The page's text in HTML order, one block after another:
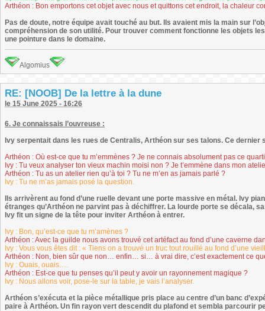
Arthéon : Bon emportons cet objet avec nous et quittons cet endroit, la chaleur
Pas de doute, notre équipe avait touché au but. Ils avaient mis la main sur
compréhension de son utilité. Pour trouver comment fonctionne les objets
une pointure dans le domaine.
Algomius
RE: [NOOB] De la lettre à la dune
le 15 June 2025 - 16:26
6. Je connaissais l’ouvreuse :
Ivy serpentait dans les rues de Centralis, Arthéon sur ses talons. Ce dernier
Arthéon : Où est-ce que tu m’emmènes ? Je ne connais absolument pas ce
Ivy : Tu veux analyser ton vieux machin moisi non ? Je t’emmène dans mon
Arthéon : Tu as un atelier rien qu’à toi ? Tu ne m’en as jamais parlé ?
Ivy : Tu ne m’as jamais posé la question.
Ils arrivèrent au fond d’une ruelle devant une porte massive en métal. Ivy
étranges qu’Arthéon ne parvint pas à déchiffrer. La lourde porte se décala,
Ivy fit un signe de la tête pour inviter Arthéon à entrer.
Ivy : Bon, qu’est-ce que tu m’amènes ?
Arthéon : Avec la guilde nous avons trouvé cet artéfact au fond d’une caverne
Ivy : Vous vous êtes dit : « Tiens on a trouvé un truc tout rouillé au fond d’une
Arthéon : Non, bien sûr que non… enfin… si… à vrai dire, c’est exactement ce
Ivy : Ouais, ouais….
Arthéon : Est-ce que tu penses qu’il peut y avoir un rayonnement magique ?
Ivy : Nous allons voir, pose-le sur la table, je vais l’analyser.
Arthéon s’exécuta et la pièce métallique pris place au centre d’un banc
paire à Arthéon. Un fin rayon vert descendit du plafond et sembla parcourir